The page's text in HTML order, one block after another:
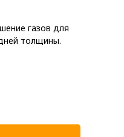
газов для
толщины.